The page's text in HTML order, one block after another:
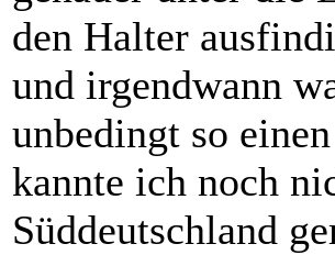
den Halter
und irgendwann
unbedingt so
kannte ich noch
Süddeutschland